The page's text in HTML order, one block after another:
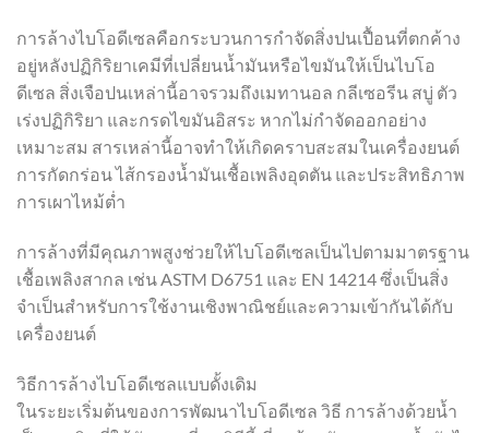
การล้างไบโอดีเซลคือกระบวนการกำจัดสิ่งปนเปื้อนที่ตกค้าง
อยู่หลังปฏิกิริยาเคมีที่เปลี่ยนน้ำมันหรือไขมันให้เป็นไบโอ
ดีเซล สิ่งเจือปนเหล่านี้อาจรวมถึงเมทานอล กลีเซอรีน สบู่ ตัว
เร่งปฏิกิริยา และกรดไขมันอิสระ หากไม่กำจัดออกอย่าง
เหมาะสม สารเหล่านี้อาจทำให้เกิดคราบสะสมในเครื่องยนต์
การกัดกร่อน ไส้กรองน้ำมันเชื้อเพลิงอุดตัน และประสิทธิภาพ
การเผาไหม้ต่ำ
การล้างที่มีคุณภาพสูงช่วยให้ไบโอดีเซลเป็นไปตามมาตรฐาน
เชื้อเพลิงสากล เช่น ASTM D6751 และ EN 14214 ซึ่งเป็นสิ่ง
จำเป็นสำหรับการใช้งานเชิงพาณิชย์และความเข้ากันได้กับ
เครื่องยนต์
วิธีการล้างไบโอดีเซลแบบดั้งเดิม
ในระยะเริ่มต้นของการพัฒนาไบโอดีเซล วิธี การล้างด้วยน้ำ